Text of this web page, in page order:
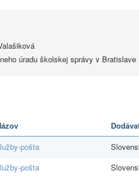
úradu školskej správy v Bratislave
pošta
pošta